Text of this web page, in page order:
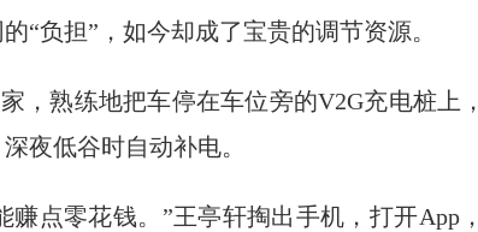
“负担”，如今却成了宝贵的调节资源。
，熟练地把车停在车位旁的V2G充电桩上
夜低谷时自动补电。
赚点零花钱。”王亭轩掏出手机，打开App